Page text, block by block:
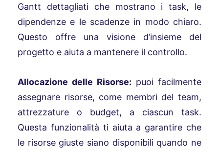
Gantt dettagliati che mostrano i task, le
dipendenze e le scadenze in modo chiaro.
Questo offre una visione d’insieme del
progetto e aiuta a mantenere il controllo.
Allocazione delle Risorse: puoi facilmente
assegnare risorse, come membri del team,
attrezzature o budget, a ciascun task.
Questa funzionalità ti aiuta a garantire che
le risorse giuste siano disponibili quando ne